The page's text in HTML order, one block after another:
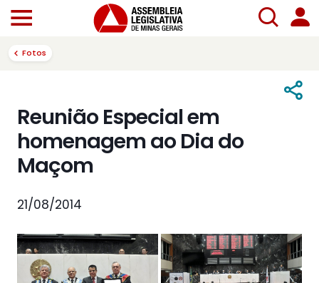
Fotos
Reunião Especial em
homenagem ao Dia do
Maçom
21/08/2014